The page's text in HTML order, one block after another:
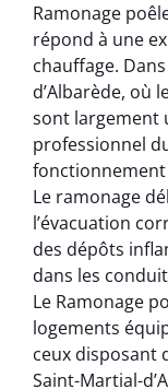
Ramonage
répond à une
chauffage.
d’Albarède, où
sont largement
professionnel
fonctionnement
Le ramonage
l’évacuation
des dépôts
dans les
Le Ramonage
logements
ceux disposant
Saint-Martial-